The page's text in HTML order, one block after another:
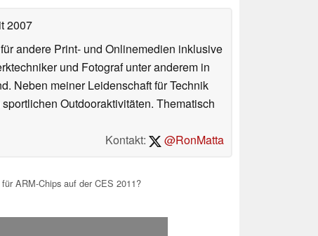
2007
andere Print- und Onlinemedien inklusive
und Fotograf unter anderem in
Neben meiner Leidenschaft für Technik
Outdooraktivitäten. Thematisch
Kontakt:
@RonMatta
ARM-Chips auf der CES 2011?